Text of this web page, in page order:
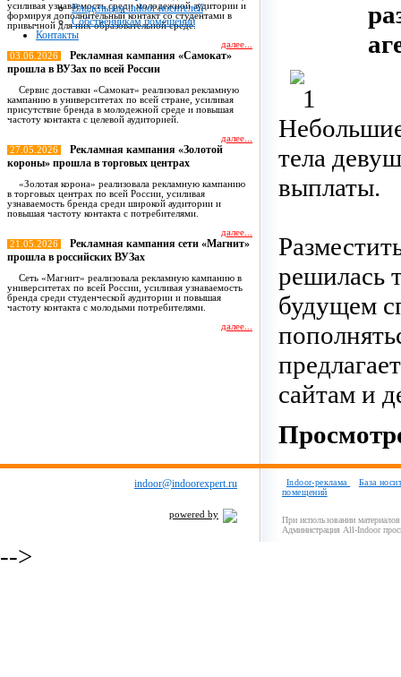
Владельцам indoor носителей
Собственникам помещений
Контакты
усиливая узнаваемость среди молодежной аудитории и
формируя дополнительный контакт со студентами в
привычной для них образовательной среде.
далее...
03.06.2026
Рекламная кампания «Самокат»
прошла в ВУЗах по всей России
Сервис доставки «Самокат» реализовал рекламную
кампанию в университетах по всей стране, усиливая
присутствие бренда в молодежной среде и повышая
частоту контакта с целевой аудиторией.
далее...
27.05.2026
Рекламная кампания «Золотой
короны» прошла в торговых центрах
«Золотая корона» реализовала рекламную кампанию
в торговых центрах по всей России, усиливая
узнаваемость бренда среди широкой аудитории и
повышая частоту контакта с потребителями.
далее...
21.05.2026
Рекламная кампания сети «Магнит»
прошла в российских ВУЗах
Сеть «Магнит» реализовала рекламную кампанию в
университетах по всей России, усиливая узнаваемость
бренда среди студенческой аудитории и повышая
частоту контакта с молодыми потребителями.
далее...
тела
выплаты.
решилась
будущем
сайтам и
indoor@indoorexpert.ru
powered by
Indoor-реклама
База
помещений
При использовании
Администрация All-Indoor
-->